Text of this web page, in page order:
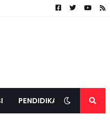
PENDIDIKAN